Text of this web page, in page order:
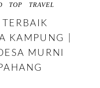
TOP TRAVEL
KAMPUNG |
MURNI